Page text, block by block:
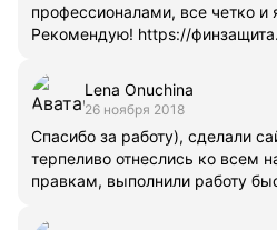
профессионалами, все четко и
Рекомендую! https://
Lena Onuchina
26 ноября 2018
Спасибо за работу), сделали
терпеливо отнеслись ко всем
правкам, выполнили работу